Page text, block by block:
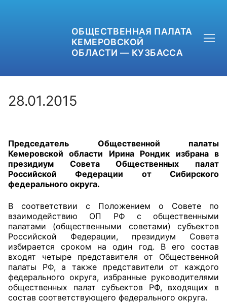
ОБЩЕСТВЕННАЯ ПАЛАТА
КЕМЕРОВСКОЙ
ОБЛАСТИ — КУЗБАССА
OPKO42@BK.RU
ОБРАТНАЯ СВЯЗЬ
Главная
Общественные советы
Общественные советы при территориальных
28.01.2015
Председатель Общественной палаты
Кемеровской области Ирина Рондик избрана в
президиум Совета Общественных палат
Российской Федерации от Сибирского
федерального округа.
В соответствии с Положением о Совете по
взаимодействию ОП РФ с общественными
палатами (общественными советами) субъектов
Российской Федерации, президиум Совета
избирается сроком на один год. В его состав
входят четыре представителя от Общественной
палаты РФ, а также представители от каждого
федерального округа, избранные руководителями
общественных палат субъектов РФ, входящих в
состав соответствующего федерального округа.